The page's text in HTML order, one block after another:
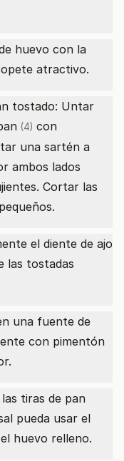
huevo con la
atractivo.
tostado: Untar
(4) con
una sartén a
ambos lados
Cortar las
el diente de ajo
las tostadas
una fuente de
con pimentón
tiras de pan
pueda usar el
huevo relleno.